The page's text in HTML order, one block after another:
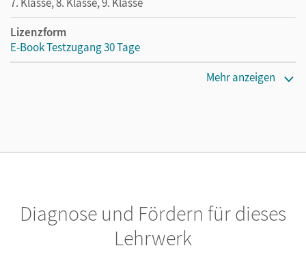
Lizenzform
E-Book Testzugang 30 Tage
Mehr anzeigen
Diagnose und Fördern für dieses
Lehrwerk